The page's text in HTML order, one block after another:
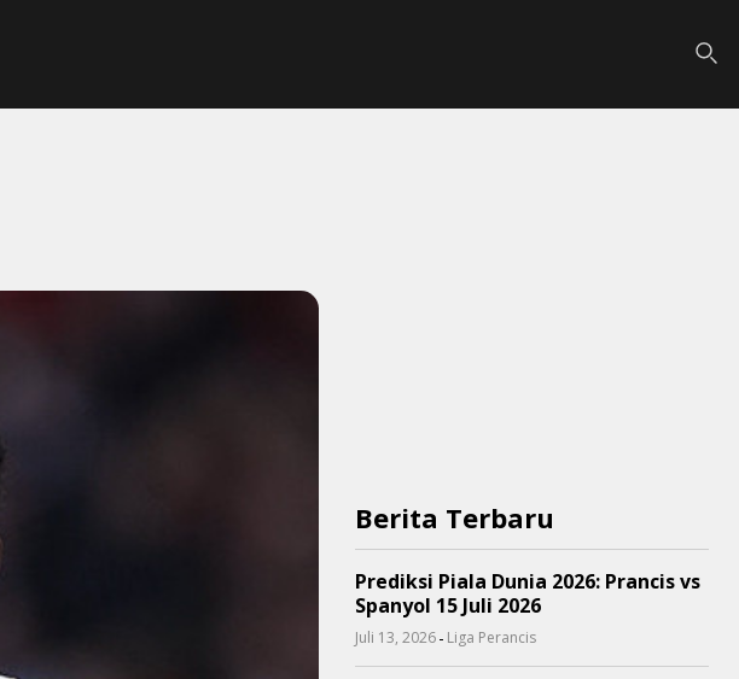
Berita Terbaru
Prediksi Piala Dunia 2026: Prancis vs
Spanyol 15 Juli 2026
Juli 13, 2026 - Liga Perancis